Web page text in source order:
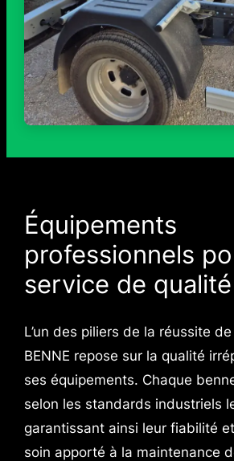
Équipements
professionnels
service de qualité
L’un des piliers de la réussite
BENNE repose sur la qualité
ses équipements. Chaque
selon les standards industriels
garantissant ainsi leur fiabilité
soin apporté à la maintenance